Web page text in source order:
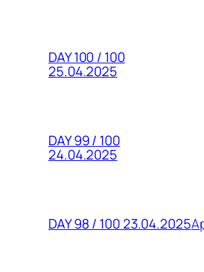
DAY 100 / 100
25.04.2025
DAY 99 / 100
24.04.2025
DAY 98 / 100 23.04.2025